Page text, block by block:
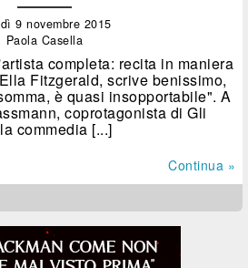
9 novembre 2015
Paola Casella
completa: recita in maniera
Fitzgerald, scrive benissimo,
è quasi insopportabile". A
coprotagonista di Gli
commedia [...]
Continua »